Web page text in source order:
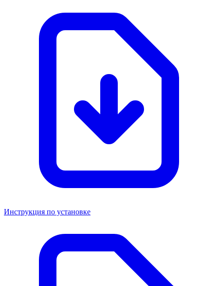
Инструкция по установке